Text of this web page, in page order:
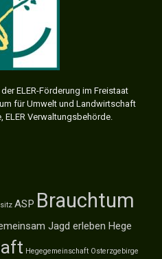
ELER-Förderung im Freistaat
für Umwelt und Landwirtschaft
ELER Verwaltungsbehörde.
ASP Brauchtum
Jagd erleben Hege
Hegegemeinschaft Osterzgebirge